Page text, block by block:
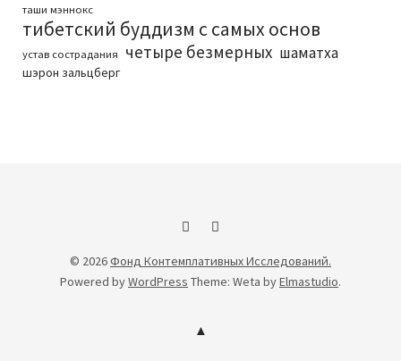
таши мэннокс
тибетский буддизм с самых основ
устав сострадания четыре безмерных шаматха
шэрон зальцберг
Facebook
Youtube
© 2026Фонд Контемплативных Исследований.
Powered byWordPress Theme: Weta byElmastudio.